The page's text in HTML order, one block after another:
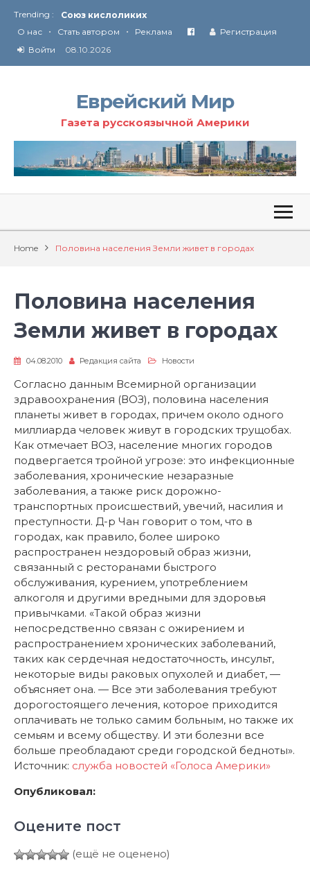
Trending :
Союз кислоликих
Соглашение США с Ираном
Технология Революции в Иране
О нас • Стать автором • Реклама
Регистрация
Войти
08.10.2026
Еврейский Мир
Газета русскоязычной Америки
Home Половина населения Земли живет в городах
Половина населения
Земли живет в городах
04.08.2010 Редакция сайта Новости
Согласно данным Всемирной организации
здравоохранения (ВОЗ), половина населения
планеты живет в городах, причем около одного
миллиарда человек живут в городских трущобах.
Как отмечает ВОЗ, население многих городов
подвергается тройной угрозе: это инфекционные
заболевания, хронические незаразные
заболевания, а также риск дорожно-
транспортных происшествий, увечий, насилия и
преступности. Д-р Чан говорит о том, что в
городах, как правило, более широко
распространен нездоровый образ жизни,
связанный с ресторанами быстрого
обслуживания, курением, употреблением
алкоголя и другими вредными для здоровья
привычками. «Такой образ жизни
непосредственно связан с ожирением и
распространением хронических заболеваний,
таких как сердечная недостаточность, инсульт,
некоторые виды раковых опухолей и диабет, —
объясняет она. — Все эти заболевания требуют
дорогостоящего лечения, которое приходится
оплачивать не только самим больным, но также их
семьям и всему обществу. И эти болезни все
больше преобладают среди городской бедноты».
Источник: служба новостей «Голоса Америки»
Опубликовал:
Оцените пост
(ещё не оценено)